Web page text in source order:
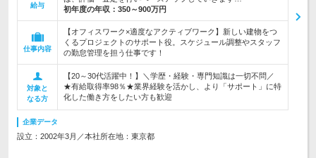
給与
初年度の年収： 350～900万円
仕事内容
【オフィスワーク×適度なアクティブワーク】新しい建物をつ
くるプロジェクトのサポート役。スケジュール調整やスタッフ
の勤怠管理を担う仕事です！
対象と
なる方
【20～30代活躍中！】＼学歴・経験・専門知識は一切不問／
★有給取得率98％★業界経験を活かし、より「サポート」に特
化した働き方をしたい方も歓迎
企業データ
設立：2002年3月／本社所在地：東京都